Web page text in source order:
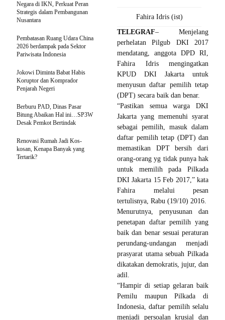
Fahira Idris (ist)
TELEGRAF– Menjelang
perhelatan Pilgub DKI 2017
mendatang, anggota DPD RI,
Fahira Idris mengingatkan
KPUD DKI Jakarta untuk
menyusun daftar pemilih tetap
(DPT) secara baik dan benar.
“Pastikan semua warga DKI
Jakarta yang memenuhi syarat
sebagai pemilih, masuk dalam
daftar pemilih tetap (DPT) dan
memastikan DPT bersih dari
orang-orang yg tidak punya hak
untuk memilih pada Pilkada
DKI Jakarta 15 Feb 2017,” kata
Fahira melalui pesan
tertulisnya, Rabu (19/10) 2016.
Menurutnya, penyusunan dan
penetapan daftar pemilih yang
baik dan benar sesuai peraturan
perundang-undangan menjadi
prasyarat utama sebuah Pilkada
dikatakan demokratis, jujur, dan
adil.
“Hampir di setiap gelaran baik
Pemilu maupun Pilkada di
Indonesia, daftar pemilih selalu
menjadi persoalan krusial dan
Negara di IKN, Perkuat Peran
Strategis dalam Pembangunan
Nusantara
Pembatasan Ruang Udara China
2026 berdampak pada Sektor
Pariwisata Indonesia
Jokowi Diminta Babat Habis
Koruptor dan Komprador
Penjarah Negeri
Berburu PAD, Dinas Pasar
Bitung Abaikan Hal ini…SP3W
Desak Pemkot Bertindak
Renovasi Rumah Jadi Kos-
kosan, Kenapa Banyak yang
Tertarik?